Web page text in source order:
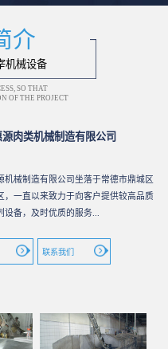
介
机械设备
SO THAT
OF THE PROJECT
肉类机械制造有限公司
机械制造有限公司坐落于常德市鼎城区
，一直以来致力于向客户提供较高品质
设备，及时优质的服务...
联系我们